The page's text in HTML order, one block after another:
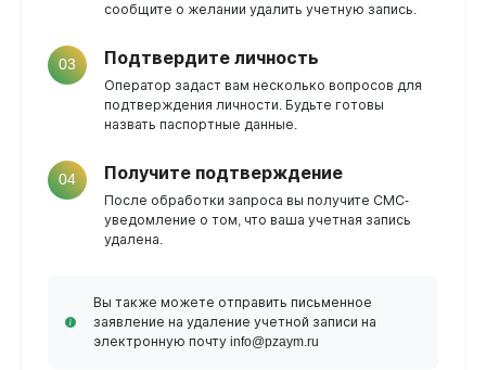
сообщите о желании удалить учетную запись.
03 Подтвердите личность
Оператор задаст вам несколько вопросов для
подтверждения личности. Будьте готовы
назвать паспортные данные.
04 Получите подтверждение
После обработки запроса вы получите СМС-
уведомление о том, что ваша учетная запись
удалена.
Вы также можете отправить письменное
заявление на удаление учетной записи на
электронную почту info@pzaym.ru